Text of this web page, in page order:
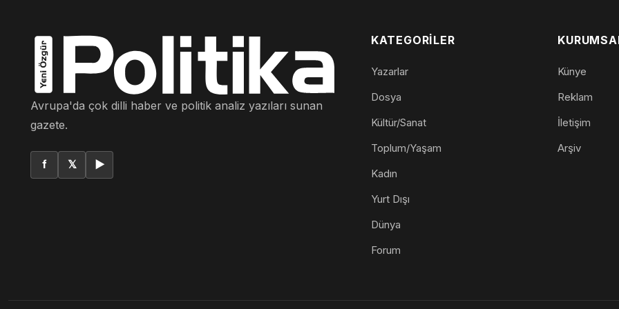
Avrupa'da çok dilli haber ve politik analiz yazıları sunan
gazete.
f 𝕏 ▶
KATEGORILER
Yazarlar
Dosya
Kültür/Sanat
Toplum/Yaşam
Kadın
Yurt Dışı
Dünya
Forum
Künye
Reklam
İletişim
Arşiv